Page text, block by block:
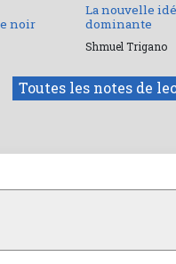
noir
La nouvelle
dominante
Shmuel Trigano
Toutes les notes de